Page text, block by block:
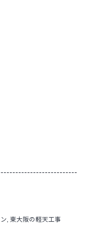
東大阪の軽天工事